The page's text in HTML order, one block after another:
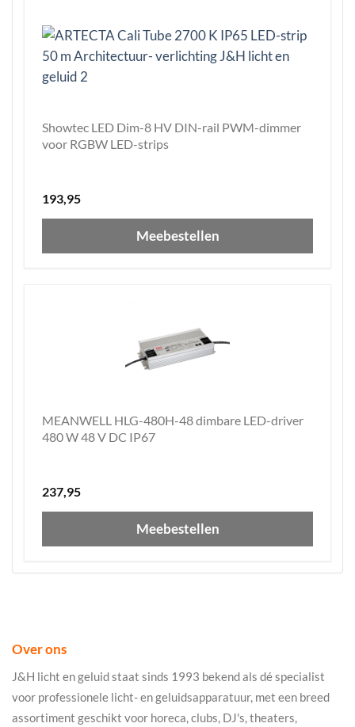
Showtec LED Dim-8 HV DIN-rail PWM-dimmer
voor RGBW LED-strips
193,95
Meebestellen
MEANWELL HLG-480H-48 dimbare LED-driver
480 W 48 V DC IP67
237,95
Meebestellen
Over ons
J&H licht en geluid staat sinds 1993 bekend als dé specialist
voor professionele licht- en geluidsapparatuur, met een breed
assortiment geschikt voor horeca, clubs, DJ's, theaters,